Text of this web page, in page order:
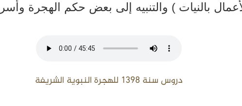
بالنيات ) والتنبيه إلى بعض حكم الهجرة
دروس سنة 1398 للهجرة النبوية الشريفة